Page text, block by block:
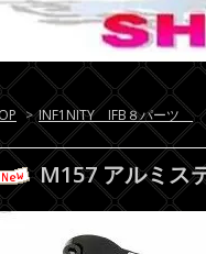
> INF1NITY IFB８パーツ
M157 アルミス